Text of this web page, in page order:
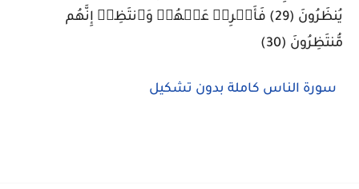
يُنظَرُونَ (29) فَأَعۡرِضۡ عَنۡهُمۡ وَٱنتَظِرۡ إِنَّهُم
مُّنتَظِرُونَ (30)
سورة الناس كاملة بدون تشكيل